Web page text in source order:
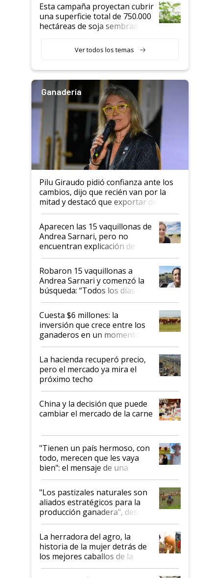
Esta campaña proyectan cubrir
una superficie total de 750.000
hectáreas de soja sembradas
variedades que marcan un
salto tecnológico en genética y
Ver todos los temas
Ganadería
Pilu Giraudo pidió confianza ante los
cambios, dijo que recién van por la
mitad y destacó que exportar dejó de
ser "para unos pocos": "Tenemos un
mandato muy claro del gobierno
nacional"
Aparecen las 15 vaquillonas de
Andrea Sarnari, pero no
encuentran explicación de
cómo llegaron allí
Robaron 15 vaquillonas a
Andrea Sarnari y comenzó la
búsqueda: “Todos los días le
toca a algún productor”
Cuesta $6 millones: la
inversión que crece entre los
ganaderos en un momento
histórico para la actividad
La hacienda recuperó precio,
pero el mercado ya mira el
próximo techo
China y la decisión que puede
cambiar el mercado de la carne
"Tienen un país hermoso, con
todo, merecen que les vaya
bien": el mensaje de una
ganadera uruguaya sobre las
oportunidades que se abren
para el agro en Argentina, con
foco en la carne
"Los pastizales naturales son
aliados estratégicos para la
producción ganadera", destaca
la iniciativa que ya reúne a 46
establecimientos en Argentina
La herradora del agro, la
historia de la mujer detrás de
los mejores caballos de la
Argentina y los mitos que